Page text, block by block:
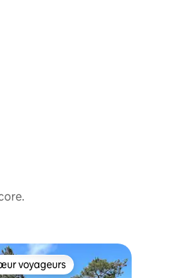
voyageurs les plus appréciés
voyageurs